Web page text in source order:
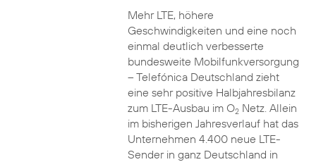
Mehr LTE, höhere
Geschwindigkeiten und eine noch
einmal deutlich verbesserte
bundesweite Mobilfunkversorgung
– Telefónica Deutschland zieht
eine sehr positive Halbjahresbilanz
zum LTE-Ausbau im O2Netz. Allein
im bisherigen Jahresverlauf hat das
Unternehmen 4.400 neue LTE-
Sender in ganz Deutschland in